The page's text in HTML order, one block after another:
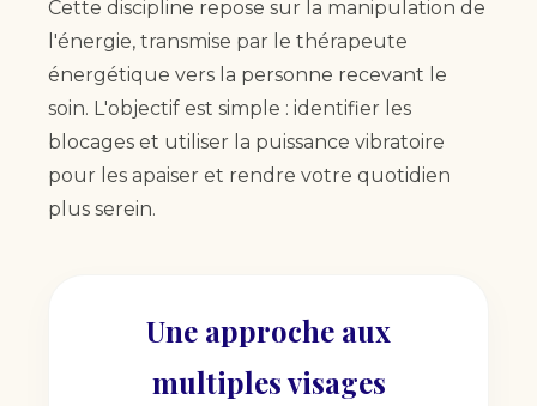
Cette discipline repose sur la manipulation de
l'énergie, transmise par le thérapeute
énergétique vers la personne recevant le
soin. L'objectif est simple : identifier les
blocages et utiliser la puissance vibratoire
pour les apaiser et rendre votre quotidien
plus serein.
Une approche aux
multiples visages